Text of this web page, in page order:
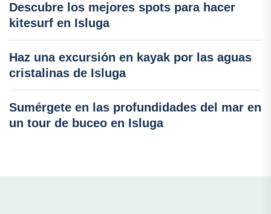
Descubre los mejores spots para hacer
kitesurf en Isluga
Haz una excursión en kayak por las aguas
cristalinas de Isluga
Sumérgete en las profundidades del mar en
un tour de buceo en Isluga